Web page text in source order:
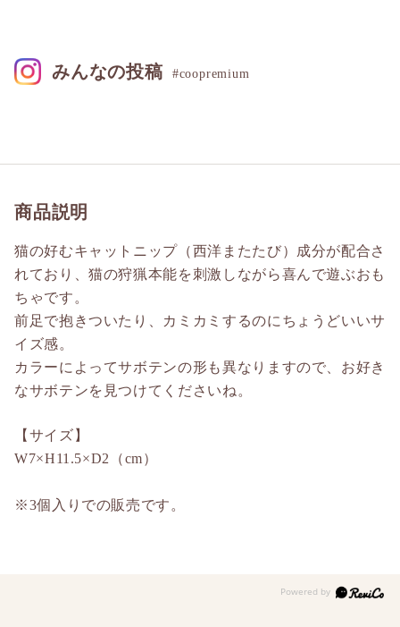
商品説明
猫の好むキャットニップ（西洋またたび）成分が配合さ
れており、猫の狩猟本能を刺激しながら喜んで遊ぶおも
ちゃです。
前足で抱きついたり、カミカミするのにちょうどいいサ
イズ感。
カラーによってサボテンの形も異なりますので、お好き
なサボテンを見つけてくださいね。
【サイズ】
W7×H11.5×D2（cm）
※3個入りでの販売です。
みんなの投稿 #coopremium